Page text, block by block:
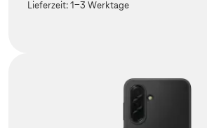
Lieferzeit:1-3 Werktage